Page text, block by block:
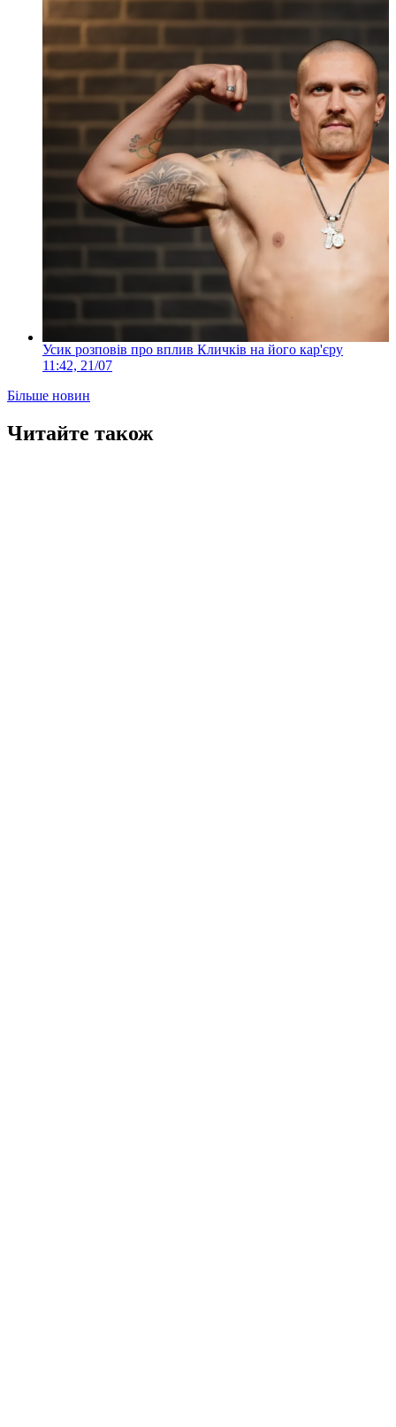
Усик розповів про вплив Кличків на його кар'єру
11:42, 21/07
Більше новин
Читайте також